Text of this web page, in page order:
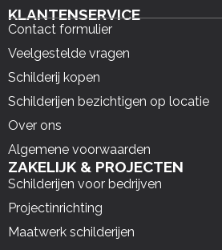
KLANTENSERVICE
Contact formulier
Veelgestelde vragen
Schilderij kopen
Schilderijen bezichtigen op locatie
Over ons
Algemene voorwaarden
ZAKELIJK & PROJECTEN
Schilderijen voor bedrijven
Projectinrichting
Maatwerk schilderijen